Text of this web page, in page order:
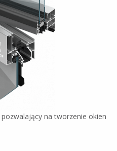
pozwalający na tworzenie okien